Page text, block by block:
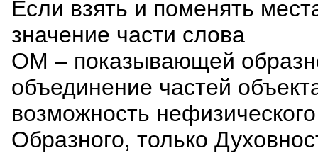
Если взять и поменять
значение части слова
ОМ – показывающей
объединение частей
возможность
Образного, только